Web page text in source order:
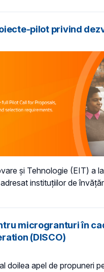
pilot privind
și Tehnologie (EIT) a
adresat instituțiilor de
microgranturi în
(DISCO)
doilea apel de propuneri